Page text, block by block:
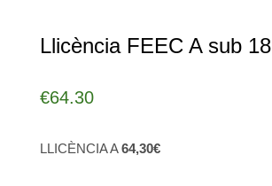
Llicència FEEC A sub 18
€64.30
LLICÈNCIA A64,30€